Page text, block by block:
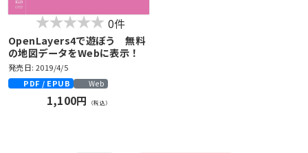
0件
OpenLayers4で遊ぼう 無料
の地図データをWebに表示！
発売日: 2019/4/5
PDF / EPUB
Web
1,100円 （税込）